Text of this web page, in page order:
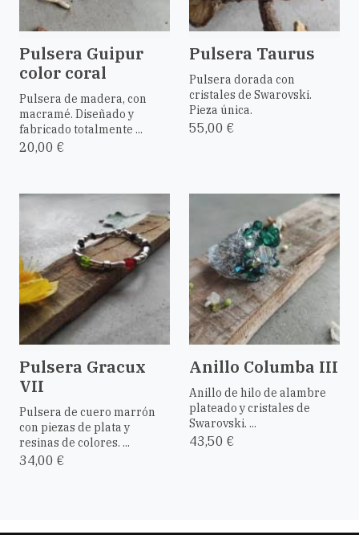
Pulsera Guipur
color coral
Pulsera de madera, con
macramé. Diseñado y
fabricado totalmente ...
20,00 €
Pulsera Taurus
Pulsera dorada con
cristales de Swarovski.
Pieza única.
55,00 €
Pulsera Gracux
VII
Pulsera de cuero marrón
con piezas de plata y
resinas de colores. ...
34,00 €
Anillo Columba III
Anillo de hilo de alambre
plateado y cristales de
Swarovski. ...
43,50 €